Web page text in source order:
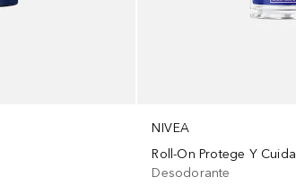
NIVEA
Roll-On Protege Y Cuida
Desodorante